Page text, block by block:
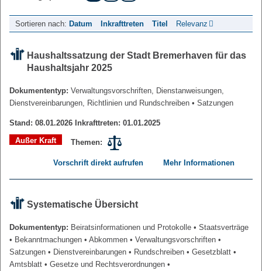
Sortieren nach: Datum Inkrafttreten Titel Relevanz
Haushaltssatzung der Stadt Bremerhaven für das
Haushaltsjahr 2025
Dokumententyp: Verwaltungsvorschriften, Dienstanweisungen,
Dienstvereinbarungen, Richtlinien und Rundschreiben • Satzungen
Stand: 08.01.2026 Inkrafttreten: 01.01.2025
Außer Kraft
Themen:
Vorschrift direkt aufrufen Mehr Informationen
Systematische Übersicht
Dokumententyp: Beiratsinformationen und Protokolle • Staatsverträge
• Bekanntmachungen • Abkommen • Verwaltungsvorschriften •
Satzungen • Dienstvereinbarungen • Rundschreiben • Gesetzblatt •
Amtsblatt • Gesetze und Rechtsverordnungen •